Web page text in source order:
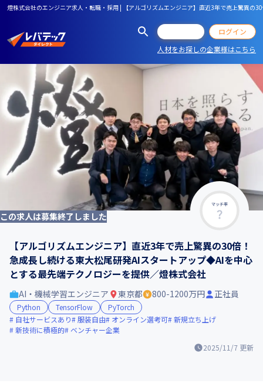
燈株式会社のエンジニア求人・転職・採用 | 【アルゴリズムエンジニア】直近3年で売上驚異
ログイン
人材をお探しの企業様はこちら
マッチ率
この求人は募集終了しました
【アルゴリズムエンジニア】直近3年で売上驚異の30倍！
急成長し続ける東大松尾研発AIスタートアップ◆AIを中心
とする最先端テクノロジーを提供／燈株式会社
2025/11/7 更新
AI・機械学習エンジニア 東京都 800-1200万円 正社員
Python TensorFlow
PyTorch
自社サービスあり
服装自由 オンライン選考可 新規立ち上げ
新技術に積極的
ベンチャー企業